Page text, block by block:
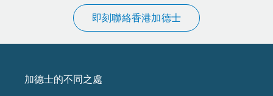
即刻聯絡香港加德士
加德士的不同之處